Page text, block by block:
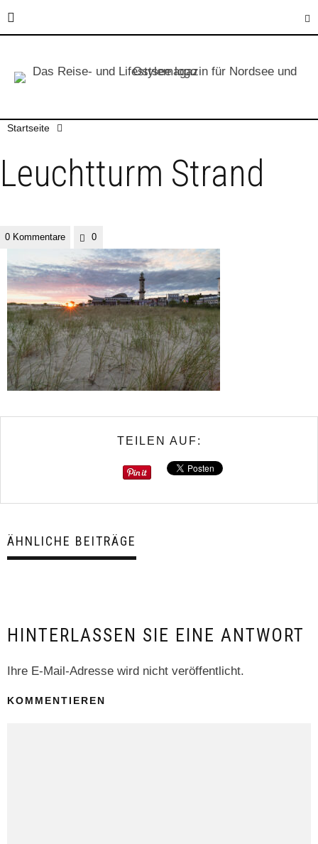
Startseite
Leuchtturm Strand
0 Kommentare 0
TEILEN AUF:
ÄHNLICHE BEITRÄGE
HINTERLASSEN SIE EINE ANTWORT
Ihre E-Mail-Adresse wird nicht veröffentlicht.
KOMMENTIEREN